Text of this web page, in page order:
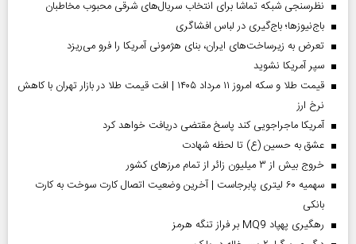
نظرسنجی شبکه تماشا برای انتخاب سریال‌های شرقی محبوب مخاطبان
باج‌نیوزها؛ باج‌گیری در لباس افشاگری
تعرض به زیرساخت‌های ایران، بنای هژمونی آمریکا را فرو می‌ریزد
سپر آمریکا نشوید
قیمت طلا و سکه امروز ۱۱ مرداد ۱۴۰۵ | افت قیمت طلا در بازار تهران با کاهش
نرخ ارز
آمریکا ماجراجویی کند پاسخ مقتضی دریافت خواهد کرد
عشق به حسین (ع) تا لحظه شهادت
خروج بیش از ۳ میلیون زائر از تمام مرز‌های کشور
سهمیه ۶۰ لیتری پابرجاست | آخرین وضعیت اتصال کارت سوخت به کارت
بانکی
رهگیری پهپاد MQ9 بر فراز تنگه هرمز